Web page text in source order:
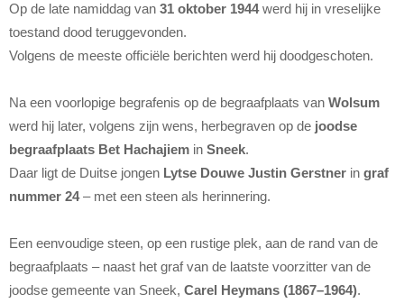
Op de late namiddag van 31 oktober 1944werd hij in vreselijke
toestand dood teruggevonden.
Volgens de meeste officiële berichten werd hij doodgeschoten.
Na een voorlopige begrafenis op de begraafplaats van Wolsum
werd hij later, volgens zijn wens, herbegraven op de joodse
begraafplaats Bet Hachajiem in Sneek.
Daar ligt de Duitse jongen Lytse Douwe Justin Gerstner in graf
nummer 24– met een steen als herinnering.
Een eenvoudige steen, op een rustige plek, aan de rand van de
begraafplaats – naast het graf van de laatste voorzitter van de
joodse gemeente van Sneek, Carel Heymans (1867–1964).